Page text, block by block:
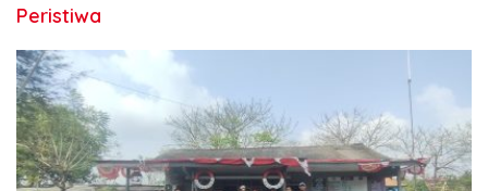
Peristiwa